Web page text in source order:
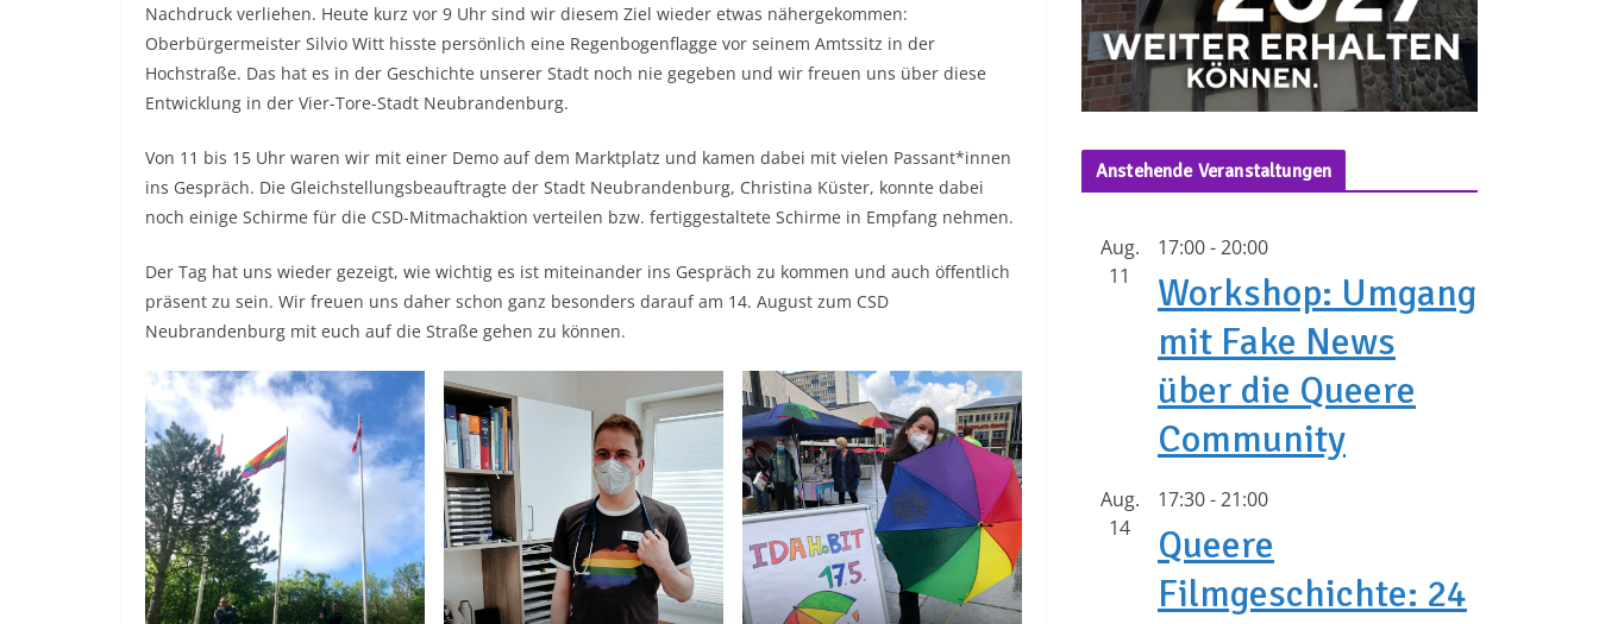
Nachdruck verliehen. Heute kurz vor 9 Uhr sind wir diesem Ziel wieder etwas nähergekommen:
Oberbürgermeister Silvio Witt hisste persönlich eine Regenbogenflagge vor seinem Amtssitz in der
Hochstraße. Das hat es in der Geschichte unserer Stadt noch nie gegeben und wir freuen uns über diese
Entwicklung in der Vier-Tore-Stadt Neubrandenburg.
Von 11 bis 15 Uhr waren wir mit einer Demo auf dem Marktplatz und kamen dabei mit vielen Passant*innen
ins Gespräch. Die Gleichstellungsbeauftragte der Stadt Neubrandenburg, Christina Küster, konnte dabei
noch einige Schirme für die CSD-Mitmachaktion verteilen bzw. fertiggestaltete Schirme in Empfang nehmen.
Der Tag hat uns wieder gezeigt, wie wichtig es ist miteinander ins Gespräch zu kommen und auch öffentlich
präsent zu sein. Wir freuen uns daher schon ganz besonders darauf am 14. August zum CSD
Neubrandenburg mit euch auf die Straße gehen zu können.
Anstehende Veranstaltungen
Aug.
11
17:00-20:00
Workshop: Umgang
mit Fake News
über die Queere
Community
Aug.
14
17:30-21:00
Queere
Filmgeschichte: 24